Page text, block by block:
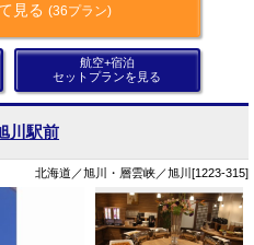
見る (36プラン)
航空+宿泊
セットプランを見る
川駅前
北海道／旭川・層雲峡／旭川[1223-315]